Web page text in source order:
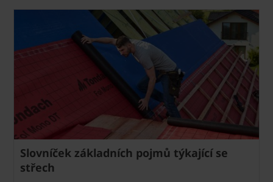
Slovníček základních pojmů týkající se
střech